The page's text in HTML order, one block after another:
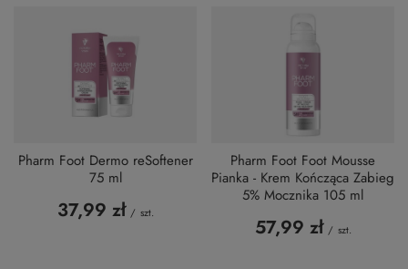
Pharm Foot Dermo reSoftener
75 ml
37,99 zł / szt.
Pharm Foot Foot Mousse
Pianka - Krem Kończąca Zabieg
5% Mocznika 105 ml
57,99 zł / szt.